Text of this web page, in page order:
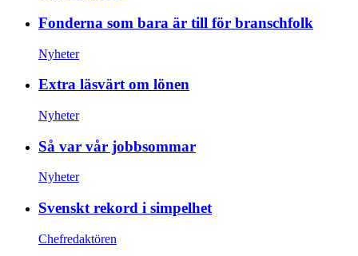
Fonderna som bara är till för branschfolk
Nyheter
Extra läsvärt om lönen
Nyheter
Så var vår jobbsommar
Nyheter
Svenskt rekord i simpelhet
Chefredaktören